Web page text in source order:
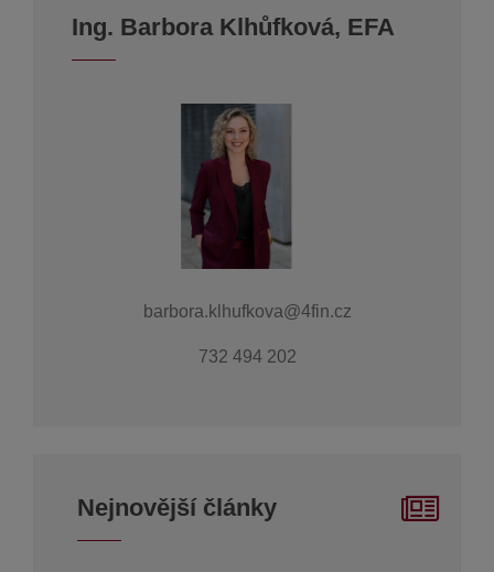
Ing. Barbora Klhůfková, EFA
barbora.klhufkova@4fin.cz
732 494 202
Nejnovější články